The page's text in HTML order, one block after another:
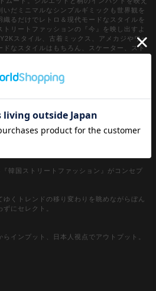
だミニマルなシンプルギミックも世界観を
織るだけでレトロ＆現代モードなスタイルを
リートファッションの『今』を映し出すよ
スタイル、古着ミックス、アメカジやワー
ドなスタイルはもちろん、スケーター、スト
やアクセントとしても◎
韓国ストリートファッション』がコンセプ
くトレンドの移り変わりを眺めながらぼん
にセレクト。
インプット、日本人視点でアウトプット。